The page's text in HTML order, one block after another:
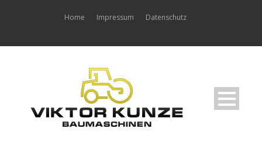
Home Impressum Datenschutz